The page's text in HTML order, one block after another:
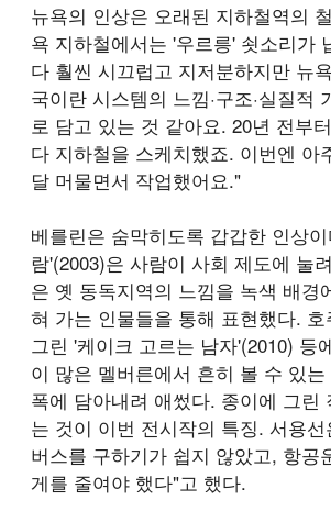
뉴욕의 인상은 오래된 지하철역의
욕 지하철에서는 '우르릉' 쇳소리가
다 훨씬 시끄럽고 지저분하지만 뉴
국이란 시스템의 느낌·구조·실질적
로 담고 있는 것 같아요. 20년 전부
다 지하철을 스케치했죠. 이번엔 아
달 머물면서 작업했어요."
베를린은 숨막히도록 갑갑한 인상
람'(2003)은 사람이 사회 제도에 눌
은 옛 동독지역의 느낌을 녹색 배경
혀 가는 인물들을 통해 표현했다.
그린 '케이크 고르는 남자'(2010) 등
이 많은 멜버른에서 흔히 볼 수 있
폭에 담아내려 애썼다. 종이에 그린
는 것이 이번 전시작의 특징. 서용
버스를 구하기가 쉽지 않았고, 항공
게를 줄여야 했다"고 했다.